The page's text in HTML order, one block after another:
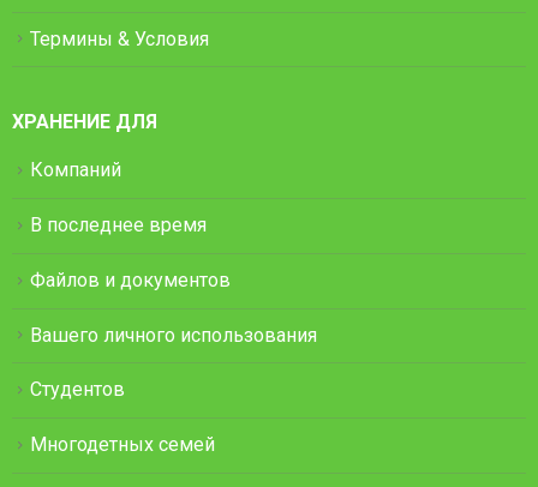
Термины & Условия
ХРАНЕНИЕ ДЛЯ
Компаний
В последнее время
Файлов и документов
Вашего личного использования
Студентов
Многодетных семей